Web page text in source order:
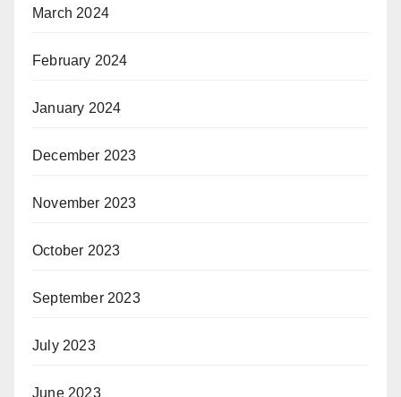
March 2024
February 2024
January 2024
December 2023
November 2023
October 2023
September 2023
July 2023
June 2023